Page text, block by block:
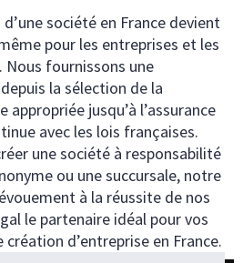
société en France devient
pour les entreprises et les
fournissons une
la sélection de la
jusqu’à l’assurance
avec les lois françaises.
une société à responsabilité
ou une succursale, notre
à la réussite de nos
le partenaire idéal pour vos
d’entreprise en France.